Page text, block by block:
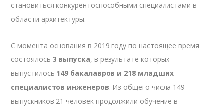
становиться конкурентоспособными специалистами в
области архитектуры.
С момента основания в 2019 году по настоящее время
состоялось3 выпуска, в результате которых
выпустилось 149 бакалавров и 218 младших
специалистов инженеров. Из общего числа 149
выпускников 21 человек продолжили обучение в